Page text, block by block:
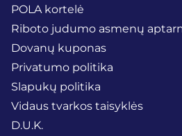
POLA kortelė
Riboto judumo asmenų
Dovanų kuponas
Privatumo politika
Slapukų politika
Vidaus tvarkos taisyklės
D.U.K.